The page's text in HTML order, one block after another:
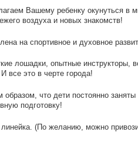
Вашему ребенку окунуться в
воздуха и новых знакомств!
на спортивное и духовное
лошадки, опытные инструкторы,
все это в черте города!
образом, что дети постоянно
подготовку!
линейка. (По желанию, можно